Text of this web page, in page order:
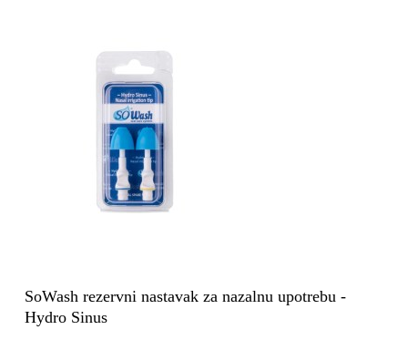
SoWash rezervni nastavak za nazalnu upotrebu -
Hydro Sinus